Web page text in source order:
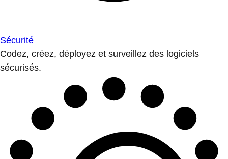
Sécurité
Codez, créez, déployez et surveillez des logiciels
sécurisés.